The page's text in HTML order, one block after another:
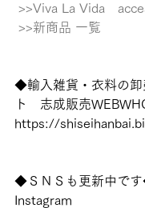
>>Viva La Vida　
>>新商品 一覧
◆輸入雑貨・衣料の卸
ト　志成販売
https://
◆ＳＮＳも更新中で
Instagram